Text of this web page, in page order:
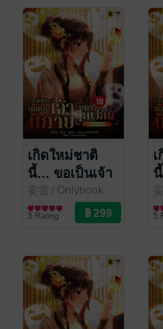
เกิดใหม่ชาติ
นี้… ขอเป็นเจ้า
นิกายมาไลฟ์สด
เล่ม 18
妄雪 / Onlybook
นิยายแฟนตาซี
3 Rating
เ
นิ
5